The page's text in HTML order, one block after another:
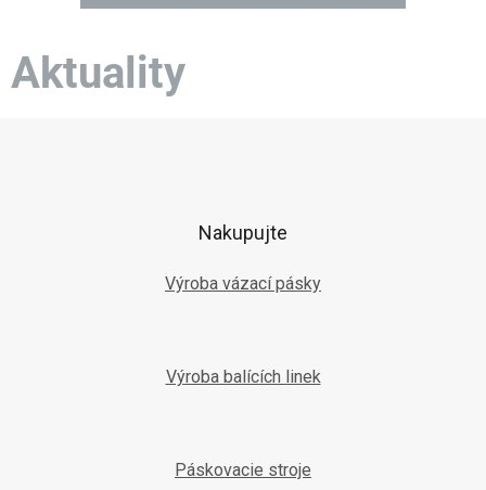
Aktuality
Nakupujte
Výroba vázací pásky
Výroba balících linek
Páskovacie stroje